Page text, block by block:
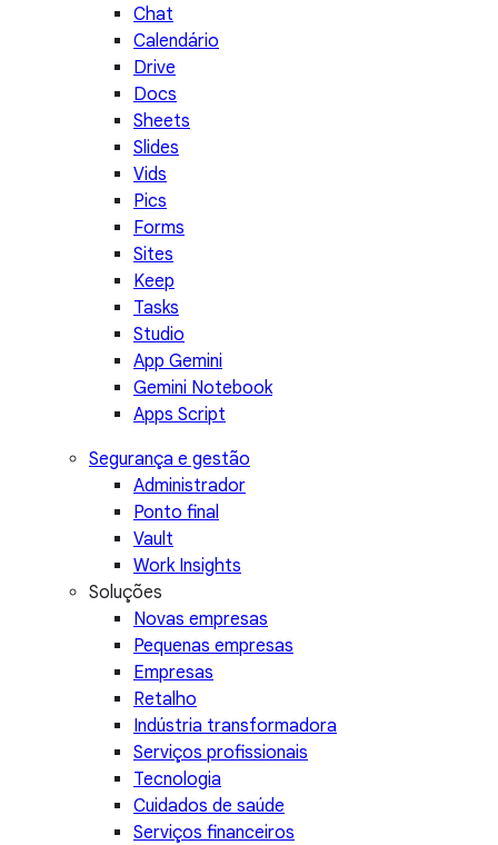
Chat
Calendário
Drive
Docs
Sheets
Slides
Vids
Pics
Forms
Sites
Keep
Tasks
Studio
App Gemini
Gemini Notebook
Apps Script
Segurança e gestão
Administrador
Ponto final
Vault
Work Insights
Soluções
Novas empresas
Pequenas empresas
Empresas
Retalho
Indústria transformadora
Serviços profissionais
Tecnologia
Cuidados de saúde
Serviços financeiros